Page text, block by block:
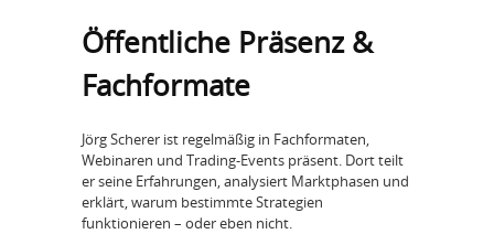
Öffentliche Präsenz &
Fachformate
Jörg Scherer ist regelmäßig in Fachformaten,
Webinaren und Trading-Events präsent. Dort teilt
er seine Erfahrungen, analysiert Marktphasen und
erklärt, warum bestimmte Strategien
funktionieren – oder eben nicht.